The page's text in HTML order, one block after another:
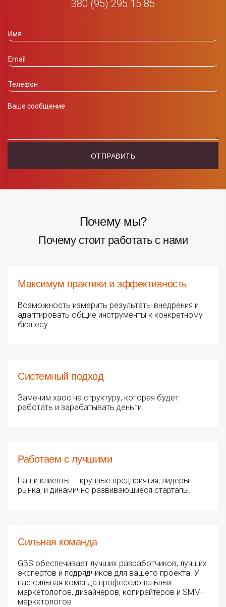
380 (95) 295 15 85
Почему мы?
Почему стоит работать с нами
Максимум практики и эффективность
Возможность измерить результаты внедрения и
адаптировать общие инструменты к конкретному
бизнесу.
Системный подход
Заменим хаос на структуру, которая будет
работать и зарабатывать деньги.
Работаем с лучшими
Наши клиенты — крупные предприятия, лидеры
рынка, и динамично развивающиеся стартапы.
Сильная команда
GBS обеспечивает лучших разработчиков, лучших
экспертов и подрядчиков для вашего проекта. У
нас сильная команда профессиональных
маркетологов, дизайнеров, копирайтеров и SMM-
маркетологов